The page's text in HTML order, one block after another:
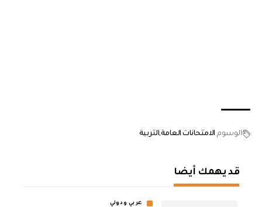
الوسوم الامتحانات العامةالتربية
قد يهمك أيضا
عربي ودولي